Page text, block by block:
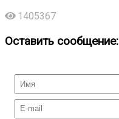
1405367
Оставить сообщение: